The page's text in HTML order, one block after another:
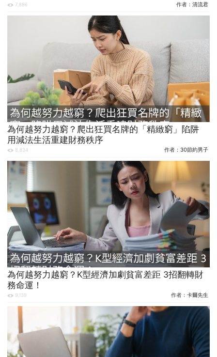
7,886 作者： 清流君
為何越努力越窮？爬出狂買名牌的「精緻窮」陷阱
用減法生活重建財務秩序
8,834 作者： 30節約男子
為何越努力越窮？K型經濟加劇貧富差距 3招翻轉財
務命運！
9,139 作者： 卡爾先生